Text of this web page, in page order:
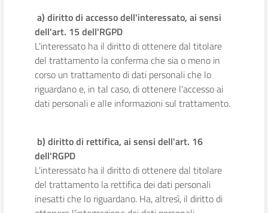
a) diritto di accesso dell'interessato, ai sensi
dell'art. 15 dell'RGPD
L'interessato ha il diritto di ottenere dal titolare
del trattamento la conferma che sia o meno in
corso un trattamento di dati personali che lo
riguardano e, in tal caso, di ottenere l'accesso ai
dati personali e alle informazioni sul trattamento.
b) diritto di rettifica, ai sensi dell'art. 16
dell'RGPD
L'interessato ha il diritto di ottenere dal titolare
del trattamento la rettifica dei dati personali
inesatti che lo riguardano. Ha, altresì, il diritto di